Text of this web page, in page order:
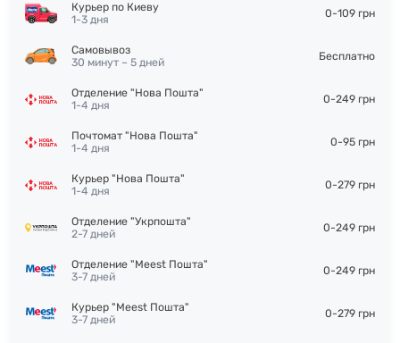
Курьер по Киеву
1-3 дня
0-109 грн
Самовывоз
30 минут – 5 дней
Бесплатно
Отделение "Нова Пошта"
1-4 дня
0-249 грн
Почтомат "Нова Пошта"
1-4 дня
0-95 грн
Курьер "Нова Пошта"
1-4 дня
0-279 грн
Отделение "Укрпошта"
2-7 дней
0-249 грн
Отделение "Meest Пошта"
3-7 дней
0-249 грн
Курьер "Meest Пошта"
3-7 дней
0-279 грн